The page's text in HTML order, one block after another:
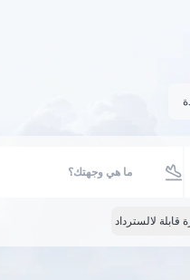
قابلة لالسترداد